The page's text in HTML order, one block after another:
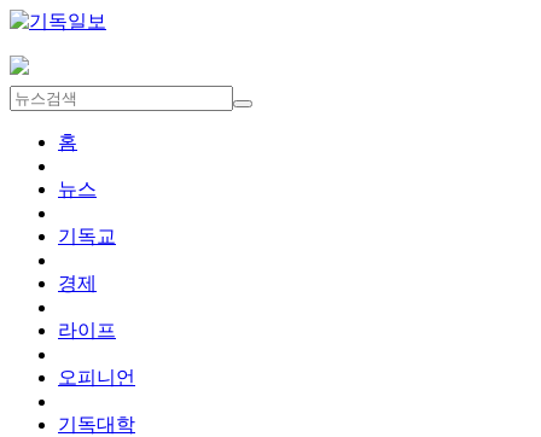
홈
뉴스
기독교
경제
라이프
오피니언
기독대학